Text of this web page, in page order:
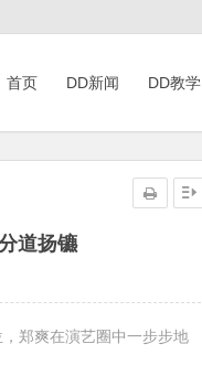
首页 DD新闻 DD教学
道扬镳
郑爽在演艺圈中一步步地